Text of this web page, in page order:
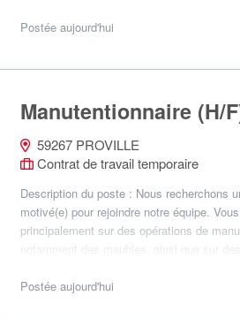
Postée aujourd'hui
Manutentionnaire (H/
59267 PROVILLE
Contrat de travail temporaire
Description du poste : Nous recherchons
motivé(e) pour rejoindre notre équipe.
principalement sur des opérations de
notamment des meubles, ainsi que sur
Postée aujourd'hui